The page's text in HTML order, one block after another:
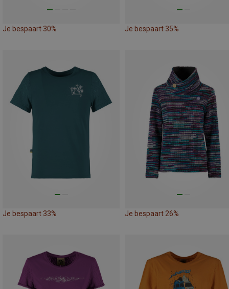
Je bespaart 30% Je bespaart 35%
Je bespaart 33% Je bespaart 26%